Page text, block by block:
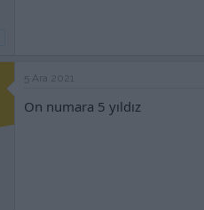
5 Ara 2021
On numara 5 yıldız